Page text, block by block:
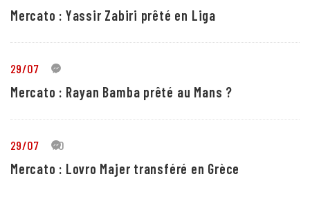
Mercato : Yassir Zabiri prêté en Liga
29/07 1
Mercato : Rayan Bamba prêté au Mans ?
29/07 10
Mercato : Lovro Majer transféré en Grèce